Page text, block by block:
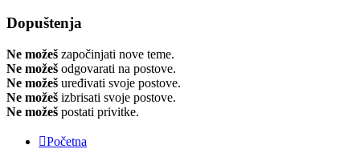
Dopuštenja
Ne možeš započinjati nove teme.
Ne možeš odgovarati na postove.
Ne možeš uređivati svoje postove.
Ne možeš izbrisati svoje postove.
Ne možeš postati privitke.
Početna